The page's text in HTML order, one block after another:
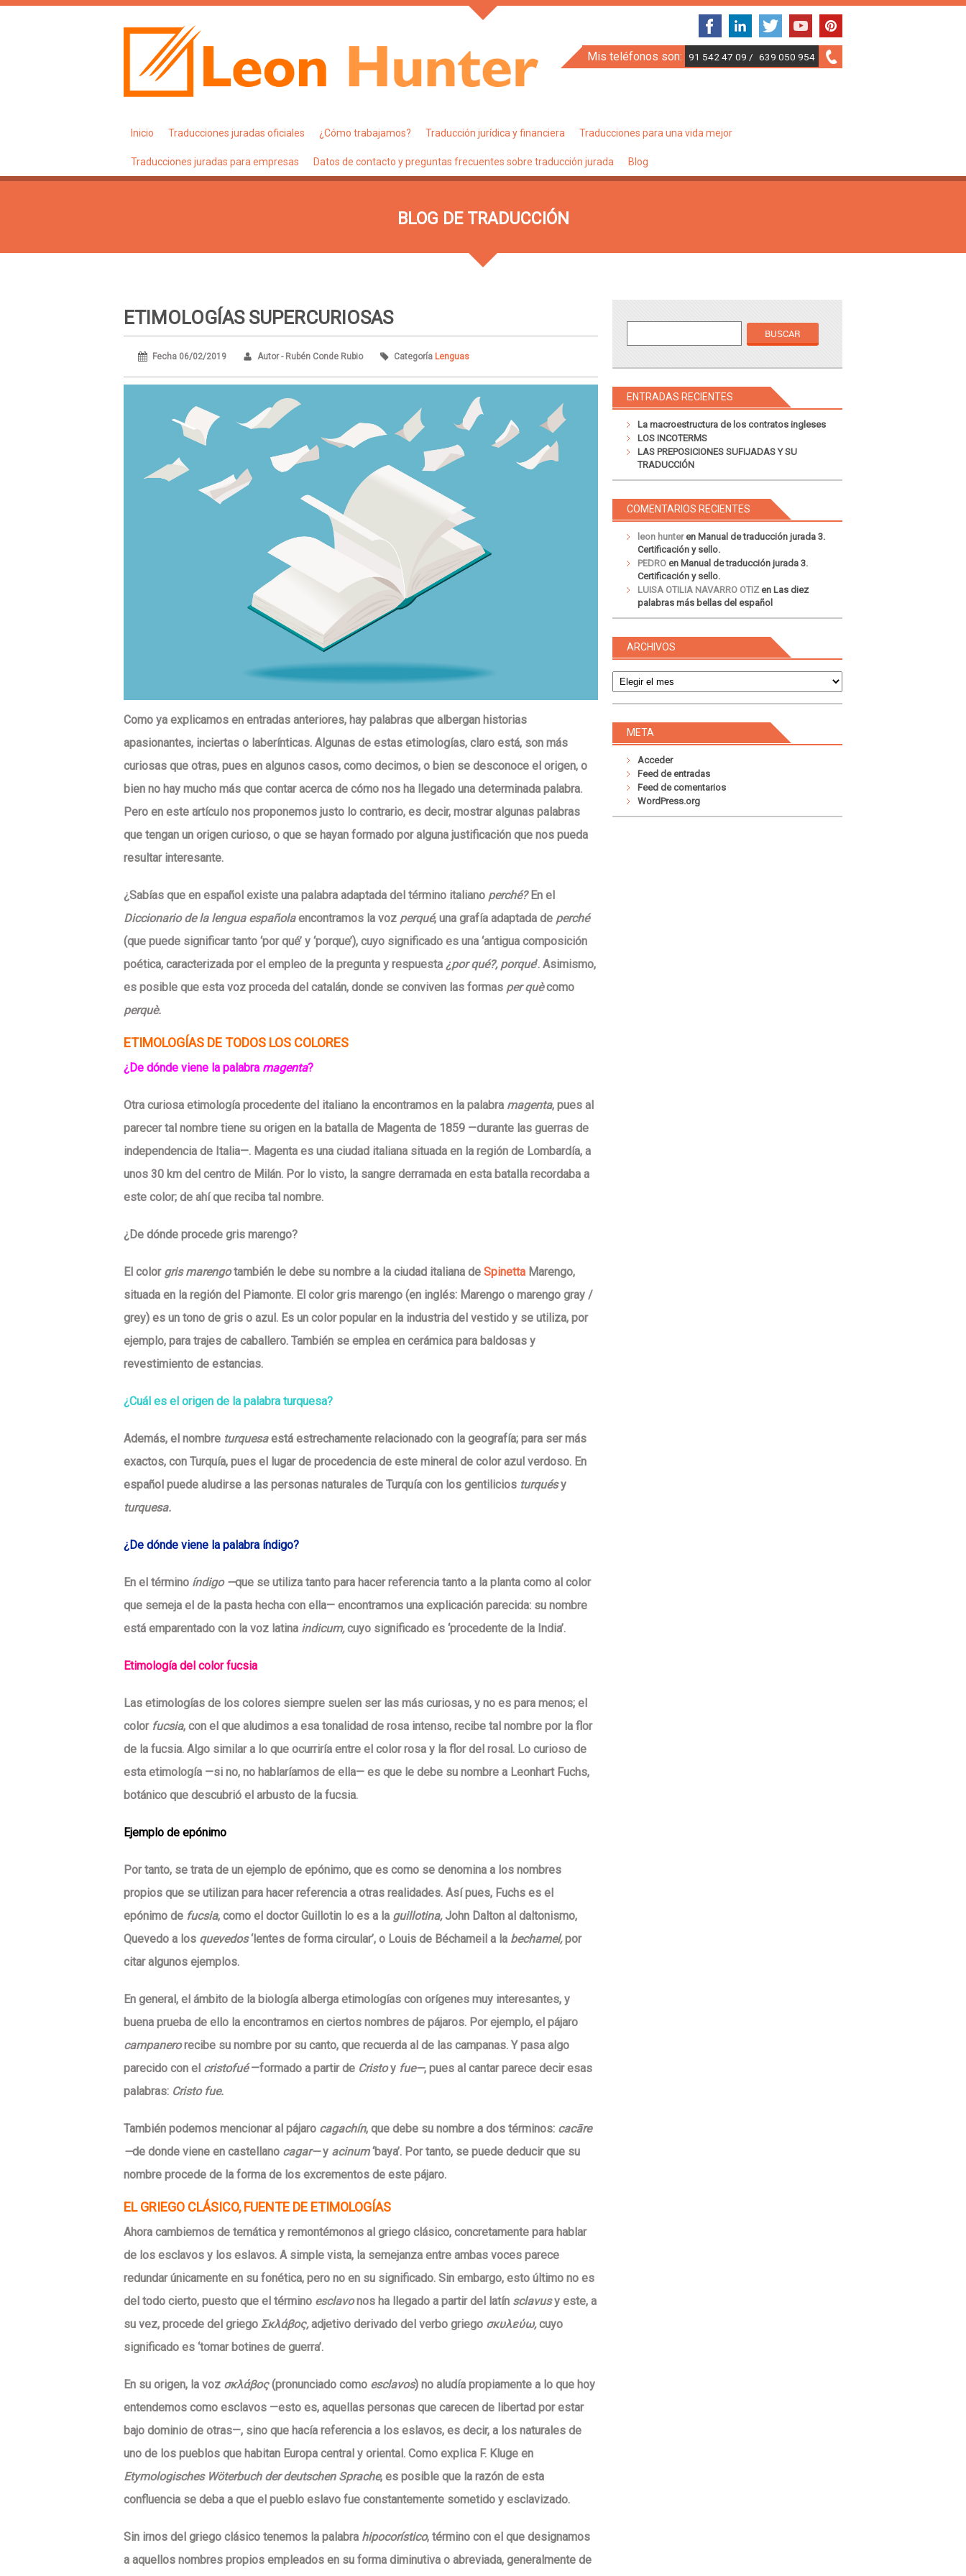
Mis teléfonos son: 91 542 47 09 / 639 050 954
Inicio Traducciones juradas oficiales ¿Cómo trabajamos? Traducción jurídica y financiera Traducciones para una vida mejor
Traducciones juradas para empresas Datos de contacto y preguntas frecuentes sobre traducción jurada Blog
BLOG DE TRADUCCIÓN
ETIMOLOGÍAS SUPERCURIOSAS
Fecha 06/02/2019 Autor - Rubén Conde Rubio Categoría Lenguas
Como ya explicamos en entradas anteriores, hay palabras que albergan historias
apasionantes, inciertas o laberínticas. Algunas de estas etimologías, claro está, son más
curiosas que otras, pues en algunos casos, como decimos, o bien se desconoce el origen, o
bien no hay mucho más que contar acerca de cómo nos ha llegado una determinada palabra.
Pero en este artículo nos proponemos justo lo contrario, es decir, mostrar algunas palabras
que tengan un origen curioso, o que se hayan formado por alguna justificación que nos pueda
resultar interesante.
¿Sabías que en español existe una palabra adaptada del término italiano perché? En el
Diccionario de la lengua españolaencontramos la voz perqué, una grafía adaptada de perché
(que puede significar tanto ‘por qué’ y ‘porque’), cuyo significado es una ‘antigua composición
poética, caracterizada por el empleo de la pregunta y respuesta ¿por qué?, porque’. Asimismo,
es posible que esta voz proceda del catalán, donde se conviven las formas per quècomo
perquè.
ETIMOLOGÍAS DE TODOS LOS COLORES
¿De dónde viene la palabra magenta?
Otra curiosa etimología procedente del italiano la encontramos en la palabra magenta, pues al
parecer tal nombre tiene su origen en la batalla de Magenta de 1859 —durante las guerras de
independencia de Italia—. Magenta es una ciudad italiana situada en la región de Lombardía, a
unos 30 km del centro de Milán. Por lo visto, la sangre derramada en esta batalla recordaba a
este color; de ahí que reciba tal nombre.
¿De dónde procede gris marengo?
El color gris marengotambién le debe su nombre a la ciudad italiana de Spinetta Marengo,
situada en la región del Piamonte. El color gris marengo (en inglés: Marengo o marengo gray /
grey) es un tono de gris o azul. Es un color popular en la industria del vestido y se utiliza, por
ejemplo, para trajes de caballero. También se emplea en cerámica para baldosas y
revestimiento de estancias.
¿Cuál es el origen de la palabra turquesa?
Además, el nombre turquesaestá estrechamente relacionado con la geografía; para ser más
exactos, con Turquía, pues el lugar de procedencia de este mineral de color azul verdoso. En
español puede aludirse a las personas naturales de Turquía con los gentilicios turquésy
turquesa.
¿De dónde viene la palabra índigo?
En el término índigo—que se utiliza tanto para hacer referencia tanto a la planta como al color
que semeja el de la pasta hecha con ella— encontramos una explicación parecida: su nombre
está emparentado con la voz latina indicum,cuyo significado es ‘procedente de la India’.
Etimología del color fucsia
Las etimologías de los colores siempre suelen ser las más curiosas, y no es para menos; el
color fucsia, con el que aludimos a esa tonalidad de rosa intenso, recibe tal nombre por la flor
de la fucsia. Algo similar a lo que ocurriría entre el color rosa y la flor del rosal. Lo curioso de
esta etimología —si no, no hablaríamos de ella— es que le debe su nombre a Leonhart Fuchs,
botánico que descubrió el arbusto de la fucsia.
Ejemplo de epónimo
Por tanto, se trata de un ejemplo de epónimo, que es como se denomina a los nombres
propios que se utilizan para hacer referencia a otras realidades. Así pues, Fuchs es el
epónimo de fucsia, como el doctor Guillotin lo es a la guillotina,John Dalton al daltonismo,
Quevedo a los quevedos‘lentes de forma circular’, o Louis de Béchameil a la bechamel,por
citar algunos ejemplos.
En general, el ámbito de la biología alberga etimologías con orígenes muy interesantes, y
buena prueba de ello la encontramos en ciertos nombres de pájaros. Por ejemplo, el pájaro
campanerorecibe su nombre por su canto, que recuerda al de las campanas. Y pasa algo
parecido con el cristofué—formado a partir de Cristoy fue—, pues al cantar parece decir esas
palabras: Cristo fue.
También podemos mencionar al pájaro cagachín, que debe su nombre a dos términos: cacāre
—de donde viene en castellano cagar—y acinum‘baya’. Por tanto, se puede deducir que su
nombre procede de la forma de los excrementos de este pájaro.
EL GRIEGO CLÁSICO, FUENTE DE ETIMOLOGÍAS
Ahora cambiemos de temática y remontémonos al griego clásico, concretamente para hablar
de los esclavos y los eslavos. A simple vista, la semejanza entre ambas voces parece
redundar únicamente en su fonética, pero no en su significado. Sin embargo, esto último no es
del todo cierto, puesto que el término esclavonos ha llegado a partir del latín sclavusy este, a
su vez, procede del griego Σκλάβος,adjetivo derivado del verbo griego σκυλεύω,cuyo
significado es ‘tomar botines de guerra’.
En su origen, la voz σκλάβος(pronunciado como esclavos) no aludía propiamente a lo que hoy
entendemos como esclavos —esto es, aquellas personas que carecen de libertad por estar
bajo dominio de otras—, sino que hacía referencia a los eslavos, es decir, a los naturales de
uno de los pueblos que habitan Europa central y oriental. Como explica F. Kluge en
Etymologisches Wöterbuch der deutschen Sprache, es posible que la razón de esta
confluencia se deba a que el pueblo eslavo fue constantemente sometido y esclavizado.
Sin irnos del griego clásico tenemos la palabra hipocorístico, término con el que designamos
a aquellos nombres propios empleados en su forma diminutiva o abreviada, generalmente de
ENTRADAS RECIENTES
La macroestructura de los contratos ingleses
LOS INCOTERMS
LAS PREPOSICIONES SUFIJADAS Y SU
TRADUCCIÓN
COMENTARIOS RECIENTES
leon hunteren Manual de traducción jurada 3.
Certificación y sello.
PEDRO en Manual de traducción jurada 3.
Certificación y sello.
LUISA OTILIA NAVARRO OTIZen Las diez
palabras más bellas del español
ARCHIVOS
META
Acceder
Feed de entradas
Feed de comentarios
WordPress.org